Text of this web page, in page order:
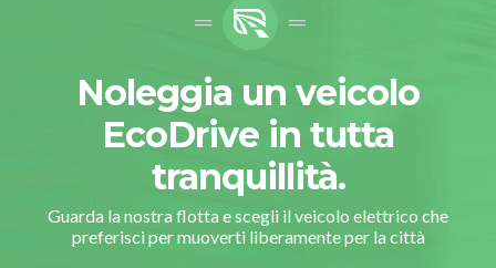
Noleggia un veicolo
EcoDrive in tutta
tranquillità.
Guarda la nostra flotta e scegli il veicolo elettrico che
preferisci per muoverti liberamente per la città